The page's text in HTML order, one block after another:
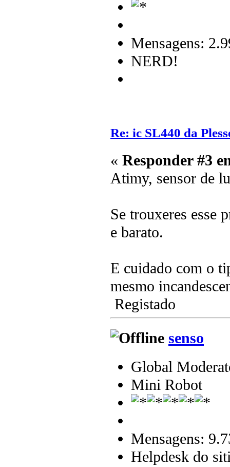
Mensagens:
NERD!
Re: ic SL440 da
« Responder #3
Atimy, sensor de
Se trouxeres esse
e barato.
E cuidado com o
mesmo
Registado
senso
Global
Mini Robot
Mensagens:
Helpdesk do